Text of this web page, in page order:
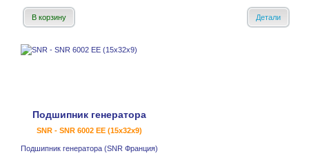
В корзину Детали
Подшипник генератора
SNR - SNR 6002 EE (15x32x9)
Подшипник генератора (SNR Франция)